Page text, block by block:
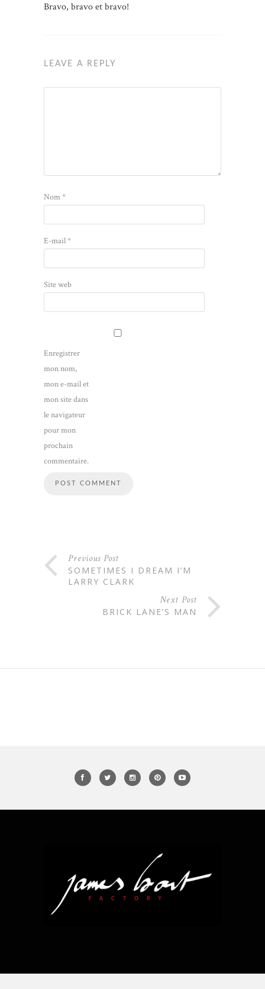
Bravo, bravo et bravo!
LEAVE A REPLY
Nom*
E-mail*
Site web
Enregistrer
mon nom,
mon e-mail et
mon site dans
le navigateur
pour mon
prochain
commentaire.
Previous Post
SOMETIMES I DREAM I’M
LARRY CLARK
Next Post
BRICK LANE’S MAN